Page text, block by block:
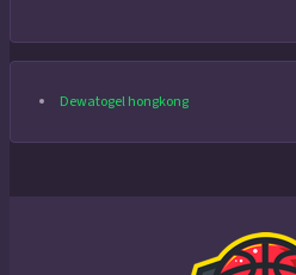
Dewatogel hongkong